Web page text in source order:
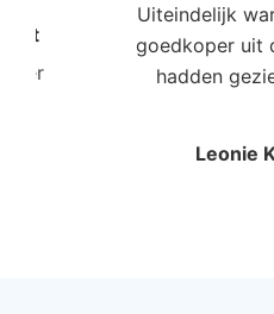
Uiteindelijk
goedkoper uit
hadden
Leonie